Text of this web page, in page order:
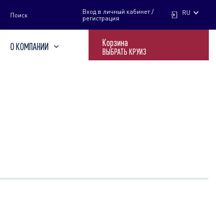
Поиск
Вход в личный кабинет /
регистрация
RU
О КОМПАНИИ Корзина
ВЫБРАТЬ КРУИЗ